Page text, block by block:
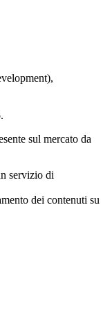
sul mercato da
servizio di
dei contenuti su